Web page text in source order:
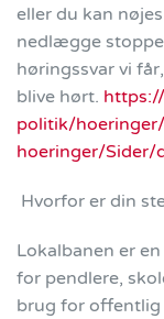
eller du kan
nedlægge
høringssvar vi
blive hørt.
politik/
hoeringer/Sider/
Hvorfor er din
Lokalbanen er
for pendlere,
brug for offentlig